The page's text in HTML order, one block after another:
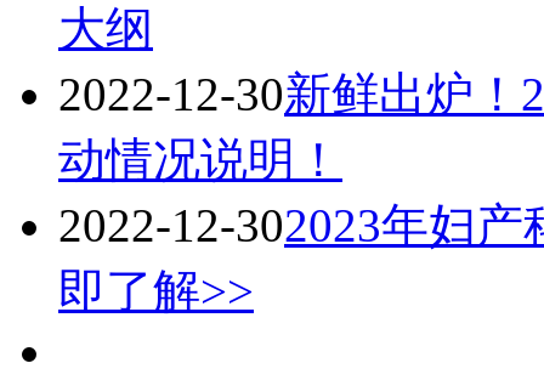
大纲
2022-12-30新鲜出炉！
动情况说明！
2022-12-302023年妇
即了解>>